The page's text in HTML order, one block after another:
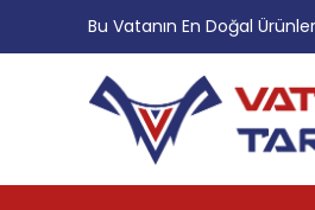
Bu Vatanın En Doğal